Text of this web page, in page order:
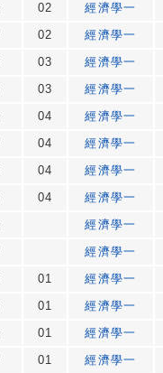
02
經濟學一
02
經濟學一
03
經濟學一
03
經濟學一
04
經濟學一
04
經濟學一
04
經濟學一
04
經濟學一
經濟學一
經濟學一
01
經濟學一
01
經濟學一
01
經濟學一
01
經濟學一